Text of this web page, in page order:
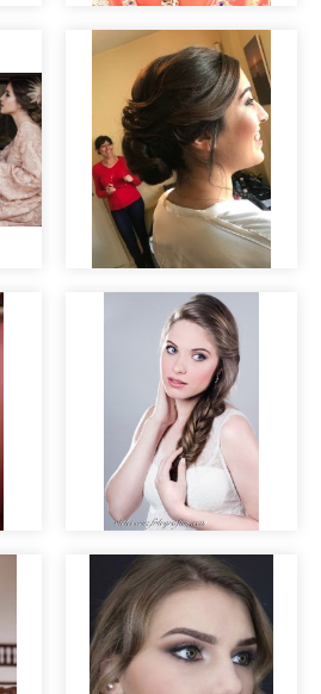
Pruebas de novia
Maquillaje para
bodas